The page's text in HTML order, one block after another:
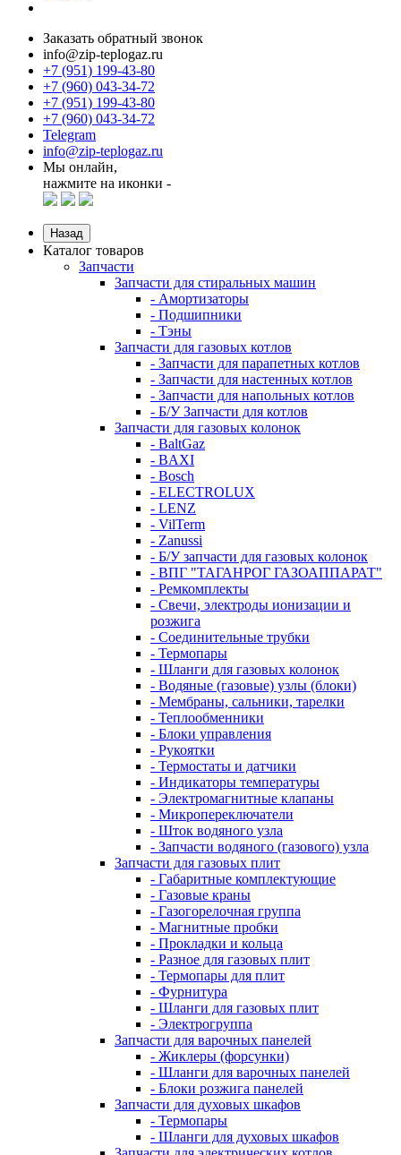
Заказать обратный звонок
info@zip-teplogaz.ru
+7 (951) 199-43-80
+7 (960) 043-34-72
+7 (951) 199-43-80
+7 (960) 043-34-72
Telegram
info@zip-teplogaz.ru
Мы онлайн,
нажмите на иконки -
Назад
Каталог товаров
Запчасти
Запчасти для стиральных машин
- Амортизаторы
- Подшипники
- Тэны
Запчасти для газовых котлов
- Запчасти для парапетных котлов
- Запчасти для настенных котлов
- Запчасти для напольных котлов
- Б/У Запчасти для котлов
Запчасти для газовых колонок
- BaltGaz
- BAXI
- Bosch
- ELECTROLUX
- LENZ
- VilTerm
- Zanussi
- Б/У запчасти для газовых колонок
- ВПГ "ТАГАНРОГ ГАЗОАППАРАТ"
- Ремкомплекты
- Свечи, электроды ионизации и
розжига
- Соединительные трубки
- Термопары
- Шланги для газовых колонок
- Водяные (газовые) узлы (блоки)
- Мембраны, сальники, тарелки
- Теплообменники
- Блоки управления
- Рукоятки
- Термостаты и датчики
- Индикаторы температуры
- Электромагнитные клапаны
- Микропереключатели
- Шток водяного узла
- Запчасти водяного (газового) узла
Запчасти для газовых плит
- Габаритные комплектующие
- Газовые краны
- Газогорелочная группа
- Магнитные пробки
- Прокладки и кольца
- Разное для газовых плит
- Термопары для плит
- Фурнитура
- Шланги для газовых плит
- Электрогруппа
Запчасти для варочных панелей
- Жиклеры (форсунки)
- Шланги для варочных панелей
- Блоки розжига панелей
Запчасти для духовых шкафов
- Термопары
- Шланги для духовых шкафов